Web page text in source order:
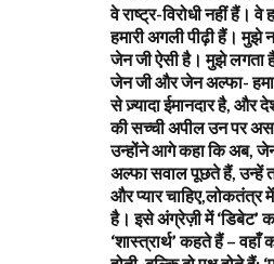
वे राष्ट्र-विरोधी नहीं हैं। वे
हमारी अगली पीढ़ी हैं। मुझे
जेन जी ऐसी है। मुझे लगता है
जेन जी और जेन अल्फा-
से ज़्यादा ईमानदार है, और
की सच्ची अपील उन पर
उन्होंने आगे कहा कि अब,
अल्फा सवाल पूछते हैं, उन्हें
और प्यार चाहिए,लोकतंत्र
है। इसे अंग्रेज़ी में ‘डिबेट’
‘शास्त्रार्थ’ कहते हैं – वहाँ